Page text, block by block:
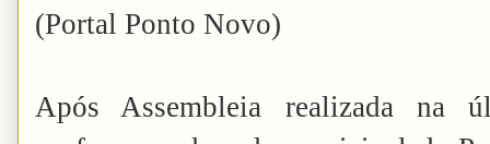
(Portal Ponto Novo)
Após Assembleia realizada na